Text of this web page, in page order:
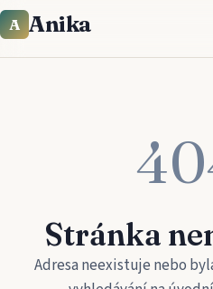
A Anika
Stránka
Adresa neexistuje nebo